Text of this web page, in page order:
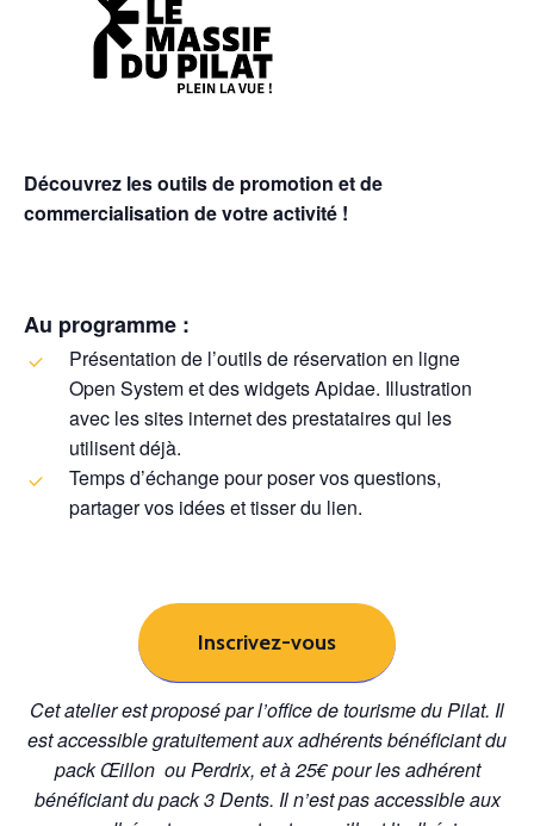
Découvrez les outils de promotion et de
commercialisation de votre activité !
Au programme :
Présentation de l’outils de réservation en ligne
Open System et des widgets Apidae. Illustration
avec les sites internet des prestataires qui les
utilisent déjà.
Temps d’échange pour poser vos questions,
partager vos idées et tisser du lien.
Inscrivez-vous
Cet atelier est proposé par l’office de tourisme du Pilat. Il
est accessible gratuitement aux adhérents bénéficiant du
pack Œillon ou Perdrix, et à25€ pour les adhérent
bénéficiant du pack 3 Dents. Il n’est pas accessible aux